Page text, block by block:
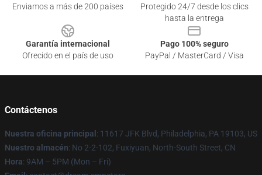
Enviamos a más de 200 países
Protegido 24/7 desde los clics
hasta la entrega
Garantía internacional
Ofrecido en el país de uso
Pago 100% seguro
PayPal / MasterCard / Visa
Contáctenos
Nuestra oficina principal : 11617 JFK Blvd, Philadelphia, PA 19103, US
Nuestro almacén: No 2-2-102, Fuxiyuan, North-South Street, CN
Hora: 9AM – 5PM (Mon – Fri)